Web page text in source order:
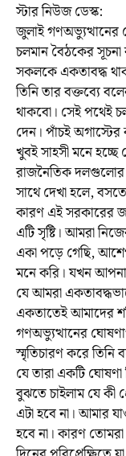
স্টার নিউজ ডেস্ক:
জুলাই
চলমান বৈঠকের সূচনা
সকলকে একতাবদ্ধ
তিনি তার বক্তব্যে
থাকবো। সেই পথেই
দেন। পাঁচই
খুবই সাহসী মনে
রাজনৈতিক দলগুলোর
সাথে দেখা হলে,
কারণ এই সরকারের
এটি সৃষ্টি। আমরা
একা পড়ে গেছি,
মনে করি। যখন
যে আমরা
একতাতেই আমাদের
গণঅভ্যুত্থানের
স্মৃতিচারণ করে তিনি
যে তারা একটি
বুঝতে চাইলাম যে কী
এটা হবে না। আমার
হবে না। কারণ